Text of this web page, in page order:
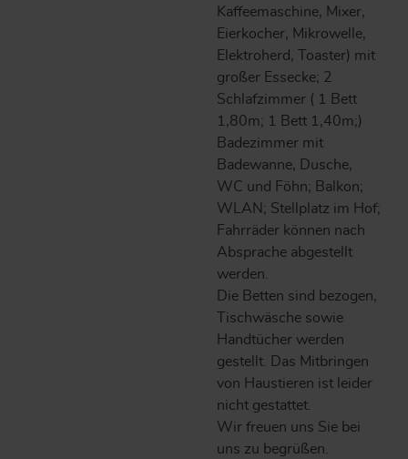
Kaffeemaschine, Mixer,
Eierkocher, Mikrowelle,
Elektroherd, Toaster) mit
großer Essecke; 2
Schlafzimmer ( 1 Bett
1,80m; 1 Bett 1,40m;)
Badezimmer mit
Badewanne, Dusche,
WC und Föhn; Balkon;
WLAN; Stellplatz im Hof;
Fahrräder können nach
Absprache abgestellt
werden.
Die Betten sind bezogen,
Tischwäsche sowie
Handtücher werden
gestellt. Das Mitbringen
von Haustieren ist leider
nicht gestattet.
Wir freuen uns Sie bei
uns zu begrüßen.